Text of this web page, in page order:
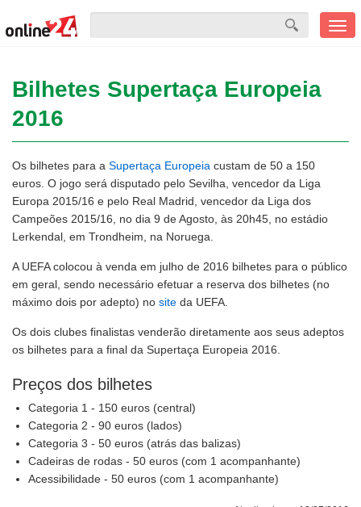
Bilhetes Supertaça Europeia
2016
Os bilhetes para a Supertaça Europeia custam de 50 a 150
euros. O jogo será disputado pelo Sevilha, vencedor da Liga
Europa 2015/16 e pelo Real Madrid, vencedor da Liga dos
Campeões 2015/16, no dia 9 de Agosto, às 20h45, no estádio
Lerkendal, em Trondheim, na Noruega.
A UEFA colocou à venda em julho de 2016 bilhetes para o público
em geral, sendo necessário efetuar a reserva dos bilhetes (no
máximo dois por adepto) no site da UEFA.
Os dois clubes finalistas venderão diretamente aos seus adeptos
os bilhetes para a final da Supertaça Europeia 2016.
Preços dos bilhetes
Categoria 1 - 150 euros (central)
Categoria 2 - 90 euros (lados)
Categoria 3 - 50 euros (atrás das balizas)
Cadeiras de rodas - 50 euros (com 1 acompanhante)
Acessibilidade - 50 euros (com 1 acompanhante)